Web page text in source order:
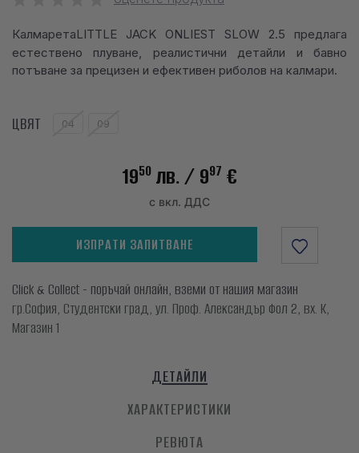
КалмаретаLITTLE JACK ONLIEST SLOW 2.5 предлага
естествено плуване, реалистични детайли и бавно
потъване за прецизен и ефективен риболов на калмари.
ЦВЯТ 04 09
1950 лв./ 997 €
с вкл. ДДС
ИЗПРАТИ ЗАПИТВАНЕ
Click & Collect - поръчай онлайн, вземи от нашия магазин
гр.София, Студентски град, ул. Проф. Александър Фол 2, вх. К,
Магазин 1
ДЕТАЙЛИ
ХАРАКТЕРИСТИКИ
РЕВЮТА